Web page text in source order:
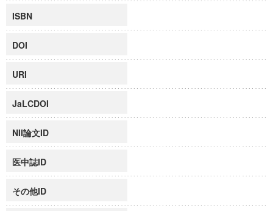
ISBN
DOI
URI
JaLCDOI
NII論文ID
医中誌ID
その他ID